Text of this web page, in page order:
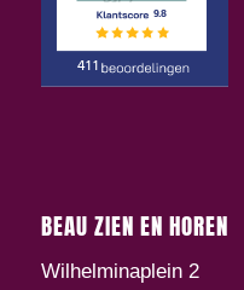
BEAU ZIEN EN HOREN
Wilhelminaplein 2